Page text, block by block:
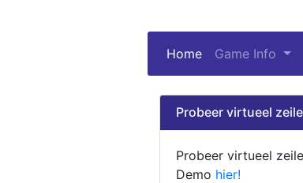
Home (current)
Game Info
Probeer virtueel
Probeer virtueel
Demo hier!